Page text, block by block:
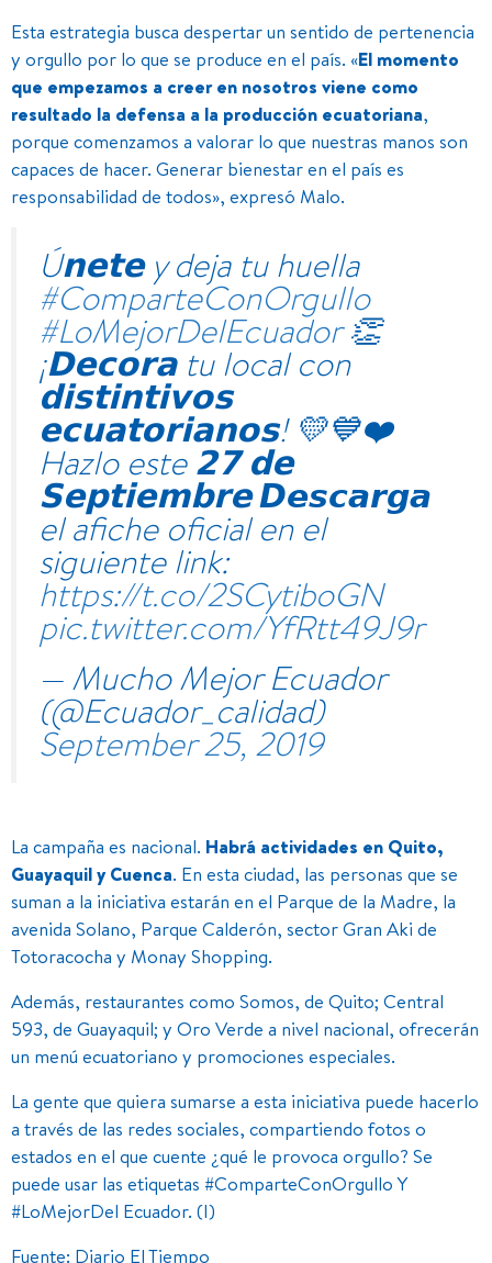
Esta estrategia busca despertar un sentido de pertenencia
y orgullo por lo que se produce en el país. «El momento
que empezamos a creer en nosotros viene como
resultado la defensa a la producción ecuatoriana,
porque comenzamos a valorar lo que nuestras manos son
capaces de hacer. Generar bienestar en el país es
responsabilidad de todos», expresó Malo.
Ú𝗻𝗲𝘁𝗲 y deja tu huella
#ComparteConOrgullo
#LoMejorDelEcuador👏
¡𝗗𝗲𝗰𝗼𝗿𝗮 tu local con
𝗱𝗶𝘀𝘁𝗶𝗻𝘁𝗶𝘃𝗼𝘀
𝗲𝗰𝘂𝗮𝘁𝗼𝗿𝗶𝗮𝗻𝗼𝘀! 💛💙❤️
Hazlo este 𝟮𝟳 𝗱𝗲
𝗦𝗲𝗽𝘁𝗶𝗲𝗺𝗯𝗿𝗲 𝘿𝙚𝙨𝙘𝙖𝙧𝙜𝙖
el afiche oficial en el
siguiente link:
https://t.co/2SCytiboGN
pic.twitter.com/YfRtt49J9r
— Mucho Mejor Ecuador
(@Ecuador_calidad)
September 25, 2019
La campaña es nacional. Habrá actividades en Quito,
Guayaquil y Cuenca. En esta ciudad, las personas que se
suman a la iniciativa estarán en el Parque de la Madre, la
avenida Solano, Parque Calderón, sector Gran Aki de
Totoracocha y Monay Shopping.
Además, restaurantes como Somos, de Quito; Central
593, de Guayaquil; y Oro Verde a nivel nacional, ofrecerán
un menú ecuatoriano y promociones especiales.
La gente que quiera sumarse a esta iniciativa puede hacerlo
a través de las redes sociales, compartiendo fotos o
estados en el que cuente ¿qué le provoca orgullo? Se
puede usar las etiquetas #ComparteConOrgullo Y
#LoMejorDel Ecuador. (I)
Fuente: Diario El Tiempo